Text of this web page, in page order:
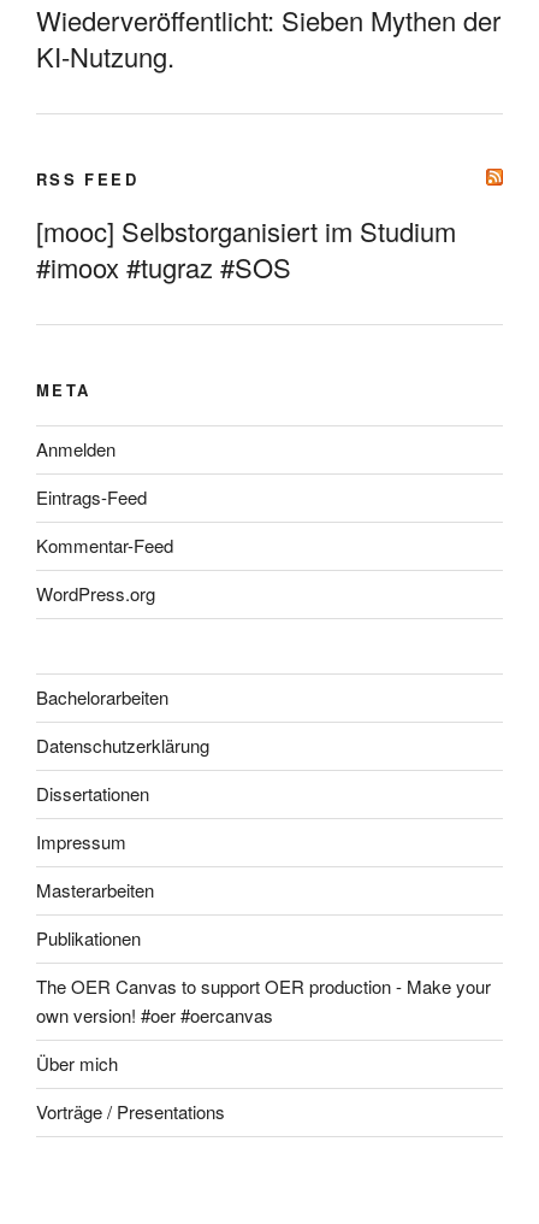
Wiederveröffentlicht: Sieben Mythen der
KI-Nutzung.
RSS FEED
[mooc] Selbstorganisiert im Studium
#imoox #tugraz #SOS
META
Anmelden
Eintrags-Feed
Kommentar-Feed
WordPress.org
Bachelorarbeiten
Datenschutzerklärung
Dissertationen
Impressum
Masterarbeiten
Publikationen
The OER Canvas to support OER production - Make your
own version! #oer #oercanvas
Über mich
Vorträge / Presentations